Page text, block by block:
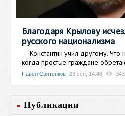
Благодаря Крылову
русского национализма
Константин учил другому. Что
когда простые граждане
Павел Святенков 23 сен, 14:48
Публикации